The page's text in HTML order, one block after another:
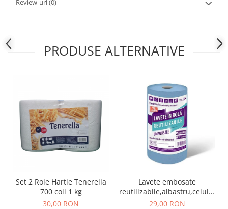
PRODUSE ALTERNATIVE
Set 2 Role Hartie Tenerella
700 coli 1 kg
30,00 RON
Lavete embosate
x 20 cm,rola 75 bucati
29,00 RON